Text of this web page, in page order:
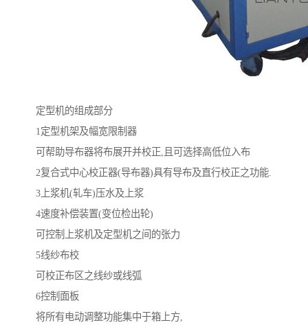
定型机的组成部分
1定型机架及幅宽限制器
可帮助导布器将布展开并校正,且可选择高低位入布
2复合式中心校正器(导布器)具有导布及直行校正之功能.
3上浆机(轧车)压水及上浆
4速度补偿装置(变位检出轮)
可控制上浆机及定型机之间的张力
5线纱布校
可校正布区之线纱或线弧
6控制面板
将所有电动调整功能集中于箱上方,